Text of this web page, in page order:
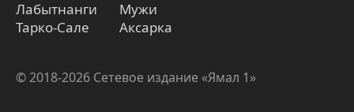
Лабытнанги
Тарко-Сале
Мужи
Аксарка
© 2018-2026 Сетевое издание «Ямал 1»